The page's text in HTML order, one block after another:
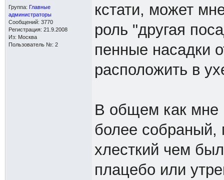
Группа: Главные
администраторы
Сообщений: 3770
Регистрация: 21.9.2008
Из: Москва
Пользователь №: 2
кстати, может
роль "другая
пенные насадки
расположить в
В общем как мне
более собраный,
хлесткий чем
плацебо или